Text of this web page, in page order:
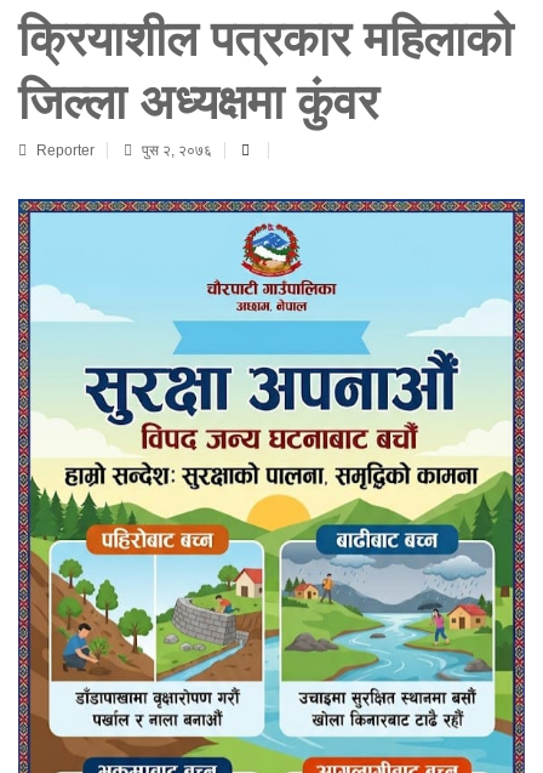
क्रियाशील पत्रकार महिलाको
जिल्ला अध्यक्षमा कुंवर
Reporter पुस २, २०७६